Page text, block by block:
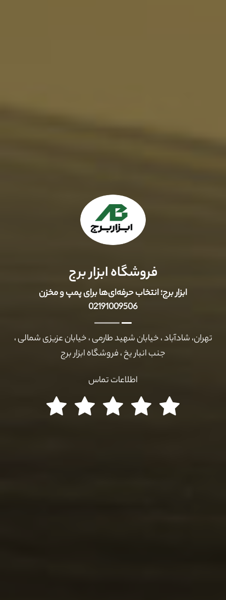
فروشگاه ابزار برج
ابزار برج؛ انتخاب حرفه‌ای‌ها برای پمپ و مخزن
02191009506
تهران، شادآباد ، خیابان شهید طارمی ، خیابان عزیزی شمالی ،
جنب انبار یخ ، فروشگاه ابزار برج
اطلاعات تماس